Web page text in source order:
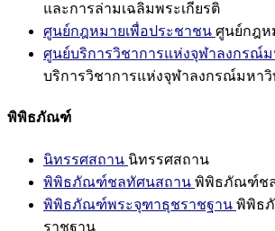
และการล่ามเฉลิมพระเกียรติ
ศูนย์กฎหมายเพื่อประชาชน ศูนย์กฎห
ศูนย์บริการวิชาการแห่งจุฬาลงกรณ์
บริการวิชาการแห่งจุฬาลงกรณ์มหาวิ
พิพิธภัณฑ์
นิทรรศสถาน นิทรรศสถาน
พิพิธภัณฑ์ชลทัศนสถาน พิพิธภัณฑ์ช
พิพิธภัณฑ์พระจุฑาธุชราชฐาน พิพิธ
ราชฐาน